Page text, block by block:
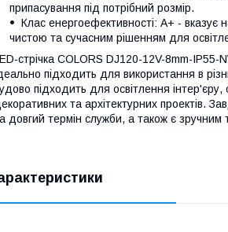
припасування під потрібний розмір.
Клас енергоефективності: A+ - вказує
чистою та сучасним рішенням для
стрічка COLORS DJ120-12V-8mm-IP55-
підходить для використання в
підходить для освітлення
та архітектурних проектів.
довгий термін служби, а також є зручним